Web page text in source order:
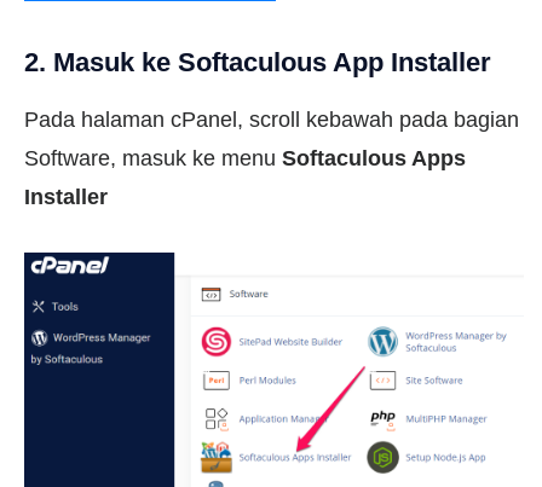
2. Masuk ke Softaculous App Installer
Pada halaman cPanel, scroll kebawah pada bagian
Software, masuk ke menu Softaculous Apps
Installer